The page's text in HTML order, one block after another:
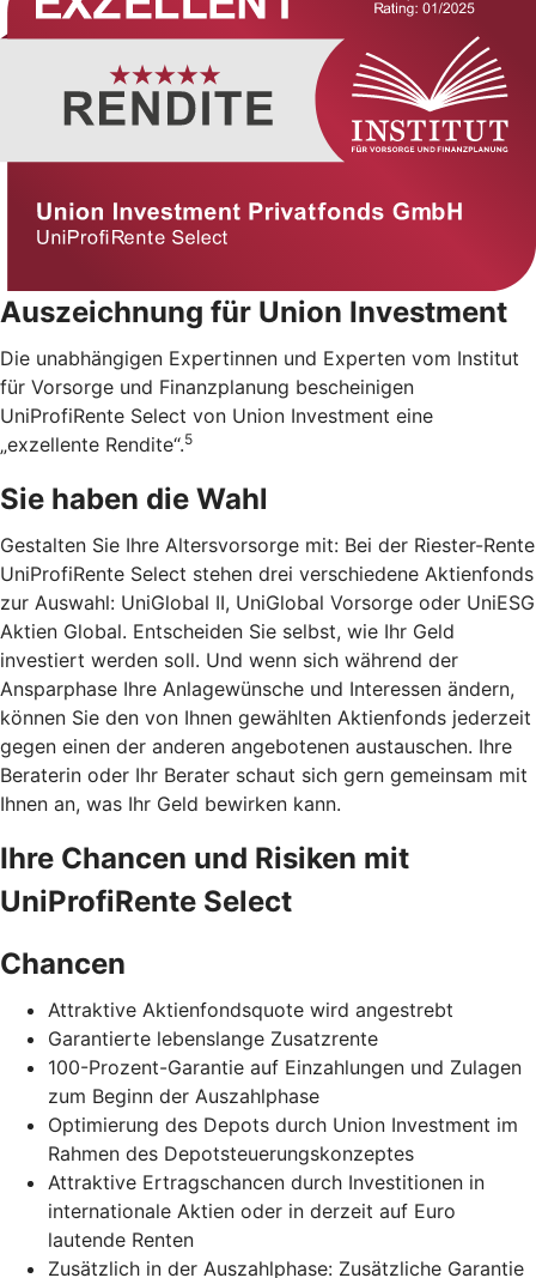
Auszeichnung für Union Investment
Die unabhängigen Expertinnen und Experten vom Institut
für Vorsorge und Finanzplanung bescheinigen
UniProfiRente Select von Union Investment eine
„exzellente Rendite“.5
Sie haben die Wahl
Gestalten Sie Ihre Altersvorsorge mit: Bei der Riester-Rente
UniProfiRente Select stehen drei verschiedene Aktienfonds
zur Auswahl: UniGlobal II, UniGlobal Vorsorge oder UniESG
Aktien Global. Entscheiden Sie selbst, wie Ihr Geld
investiert werden soll. Und wenn sich während der
Ansparphase Ihre Anlagewünsche und Interessen ändern,
können Sie den von Ihnen gewählten Aktienfonds jederzeit
gegen einen der anderen angebotenen austauschen. Ihre
Beraterin oder Ihr Berater schaut sich gern gemeinsam mit
Ihnen an, was Ihr Geld bewirken kann.
Ihre Chancen und Risiken mit
UniProfiRente Select
Chancen
Attraktive Aktienfondsquote wird angestrebt
Garantierte lebenslange Zusatzrente
100-Prozent-Garantie auf Einzahlungen und Zulagen
zum Beginn der Auszahlphase
Optimierung des Depots durch Union Investment im
Rahmen des Depotsteuerungskonzeptes
Attraktive Ertragschancen durch Investitionen in
internationale Aktien oder in derzeit auf Euro
lautende Renten
Zusätzlich in der Auszahlphase: Zusätzliche Garantie